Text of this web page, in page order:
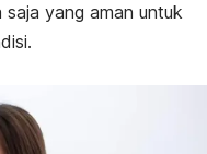
yang aman untuk